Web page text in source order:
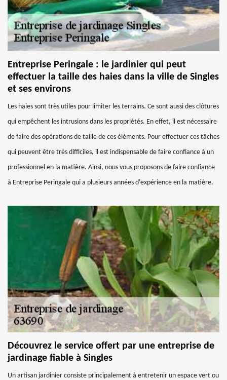
Entreprise Peringale : le jardinier qui peut
effectuer la taille des haies dans la ville de Singles
et ses environs
Les haies sont très utiles pour limiter les terrains. Ce sont aussi des clôtures
qui empêchent les intrusions dans les propriétés. En effet, il est nécessaire
de faire des opérations de taille de ces éléments. Pour effectuer ces tâches
qui peuvent être très difficiles, il est indispensable de faire confiance à un
professionnel en la matière. Ainsi, nous vous proposons de faire confiance
à Entreprise Peringale qui a plusieurs années d'expérience en la matière.
Découvrez le service offert par une entreprise de
jardinage fiable à Singles
Un artisan jardinier consiste principalement à entretenir un espace vert ou